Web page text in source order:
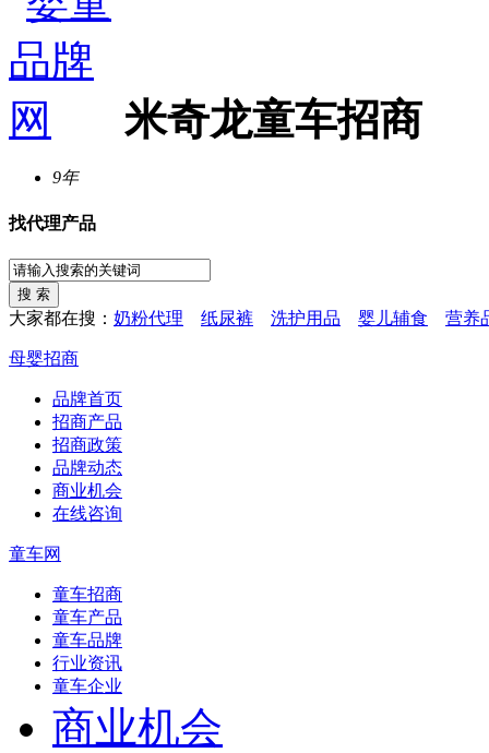
米奇龙童车招商
9年
找代理产品
大家都在搜： 奶粉代理 纸尿裤 洗护用品 婴儿辅食 营养
母婴招商
品牌首页
招商产品
招商政策
品牌动态
商业机会
在线咨询
童车网
童车招商
童车产品
童车品牌
行业资讯
童车企业
商业机会